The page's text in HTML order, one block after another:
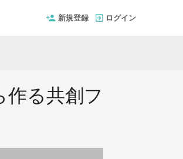
新規登録 ログイン
る共創フ